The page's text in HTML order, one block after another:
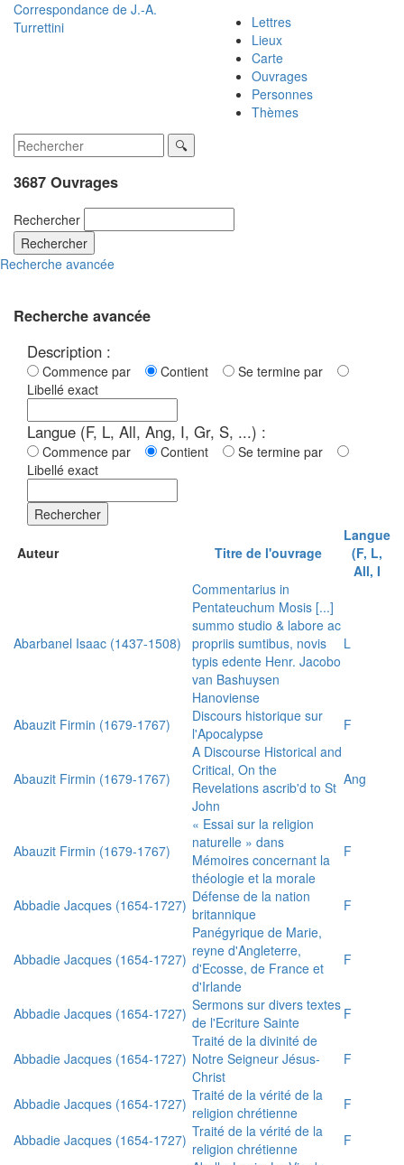
Correspondance de J.-A.
Turrettini
Lettres
Lieux
Carte
Ouvrages
Personnes
Thèmes
3687 Ouvrages
Rechercher
Rechercher
Recherche avancée
Recherche avancée
Description :
Commence par Contient
Se termine par
Libellé exact
Langue (F, L, All, Ang, I, Gr, S, ...) :
Commence par Contient
Se termine par
Libellé exact
Rechercher
Auteur Titre de l'ouvrage
Langue
(F, L,
All, I
Abarbanel Isaac (1437-1508)
Commentarius in
Pentateuchum Mosis [...]
summo studio & labore ac
propriis sumtibus, novis
typis edente Henr. Jacobo
van Bashuysen
Hanoviense
L
Abauzit Firmin (1679-1767)
Discours historique sur
l'Apocalypse
F
Abauzit Firmin (1679-1767)
A Discourse Historical and
Critical, On the
Revelations ascrib'd to St
John
Ang
Abauzit Firmin (1679-1767)
« Essai sur la religion
naturelle » dans
Mémoires concernant la
théologie et la morale
F
Abbadie Jacques (1654-1727) Défense de la nation
britannique
F
Abbadie Jacques (1654-1727)
Panégyrique de Marie,
reyne d'Angleterre,
d'Ecosse, de France et
d'Irlande
F
Abbadie Jacques (1654-1727) Sermons sur divers textes
de l'Ecriture Sainte
F
Abbadie Jacques (1654-1727)
Traité de la divinité de
Notre Seigneur Jésus-
Christ
F
Abbadie Jacques (1654-1727) Traité de la vérité de la
religion chrétienne
F
Abbadie Jacques (1654-1727) Traité de la vérité de la
religion chrétienne
F